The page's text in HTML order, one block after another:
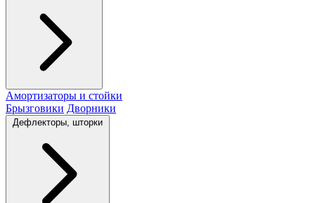
Амортизаторы и стойки
Брызговики Дворники
Дефлекторы, шторки